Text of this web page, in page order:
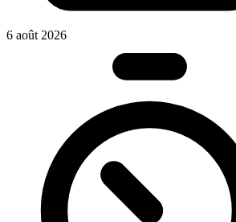
6 août 2026